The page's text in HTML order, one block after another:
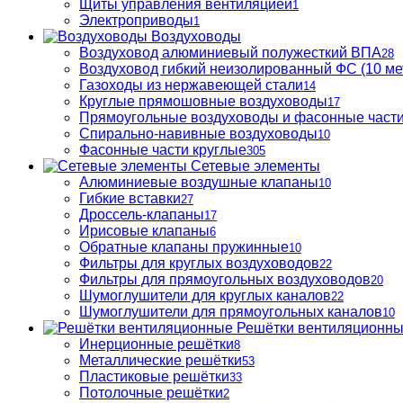
Щиты управления вентиляцией1
Электроприводы1
Воздуховоды
Воздуховод алюминиевый полужесткий ВПА28
Воздуховод гибкий неизолированный ФС (10
Газоходы из нержавеющей стали14
Круглые прямошовные воздуховоды17
Прямоугольные воздуховоды и фасонные части
Спирально-навивные воздуховоды10
Фасонные части круглые305
Сетевые элементы
Алюминиевые воздушные клапаны10
Гибкие вставки27
Дроссель-клапаны17
Ирисовые клапаны6
Обратные клапаны пружинные10
Фильтры для круглых воздуховодов22
Фильтры для прямоугольных воздуховодов20
Шумоглушители для круглых каналов22
Шумоглушители для прямоугольных каналов10
Решётки
Инерционные решётки8
Металлические решётки53
Пластиковые решётки33
Потолочные решётки2